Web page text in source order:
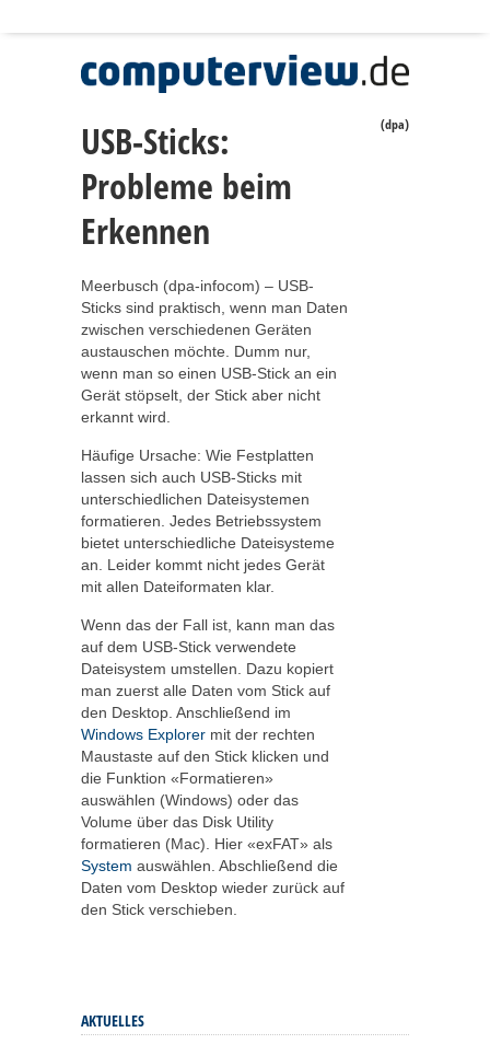
USB-Sticks:
Probleme beim
Erkennen
(dpa)
Meerbusch (dpa-infocom) – USB-
Sticks sind praktisch, wenn man Daten
zwischen verschiedenen Geräten
austauschen möchte. Dumm nur,
wenn man so einen USB-Stick an ein
Gerät stöpselt, der Stick aber nicht
erkannt wird.
Häufige Ursache: Wie Festplatten
lassen sich auch USB-Sticks mit
unterschiedlichen Dateisystemen
formatieren. Jedes Betriebssystem
bietet unterschiedliche Dateisysteme
an. Leider kommt nicht jedes Gerät
mit allen Dateiformaten klar.
Wenn das der Fall ist, kann man das
auf dem USB-Stick verwendete
Dateisystem umstellen. Dazu kopiert
man zuerst alle Daten vom Stick auf
den Desktop. Anschließend im
Windows Explorer mit der rechten
Maustaste auf den Stick klicken und
die Funktion «Formatieren»
auswählen (Windows) oder das
Volume über das Disk Utility
formatieren (Mac). Hier «exFAT» als
System auswählen. Abschließend die
Daten vom Desktop wieder zurück auf
den Stick verschieben.
AKTUELLES